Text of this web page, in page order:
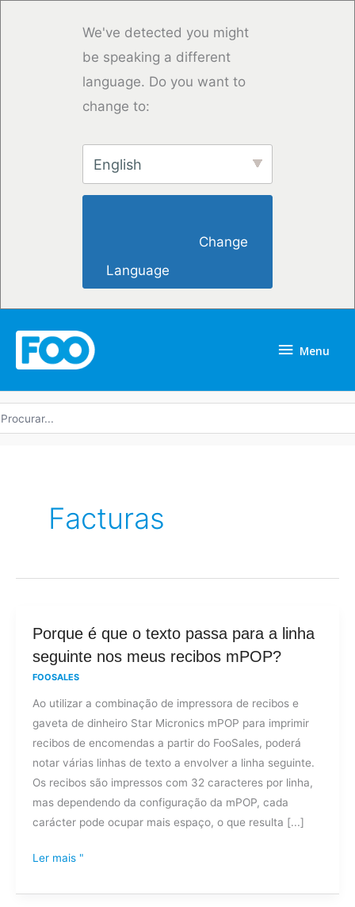
We've detected you might
be speaking a different
language. Do you want to
change to:
English
Language
Menu
Facturas
Porque é que o texto passa para a linha
seguinte nos meus recibos mPOP?
FOOSALES
Ao utilizar a combinação de impressora de recibos e
gaveta de dinheiro Star Micronics mPOP para imprimir
recibos de encomendas a partir do FooSales, poderá
notar várias linhas de texto a envolver a linha seguinte.
Os recibos são impressos com 32 caracteres por linha,
mas dependendo da configuração da mPOP, cada
carácter pode ocupar mais espaço, o que resulta [...]
Porque
é
texto
passa
para
a
linha
seguinte
nos
Ler mais "